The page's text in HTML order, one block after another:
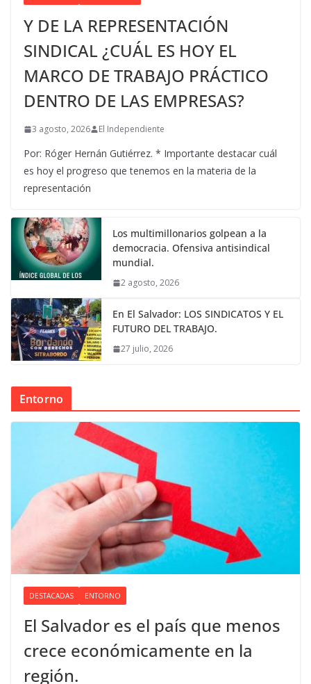
Y DE LA REPRESENTACIÓN
SINDICAL ¿CUÁL ES HOY EL
MARCO DE TRABAJO PRÁCTICO
DENTRO DE LAS EMPRESAS?
3 agosto, 2026 El Independiente
Por: Róger Hernán Gutiérrez. * Importante destacar cuál
es hoy el progreso que tenemos en la materia de la
representación
Los multimillonarios golpean a la
democracia. Ofensiva antisindical
mundial.
2 agosto, 2026
En El Salvador: LOS SINDICATOS Y EL
FUTURO DEL TRABAJO.
27 julio, 2026
Entorno
DESTACADAS ENTORNO
El Salvador es el país que menos
crece económicamente en la
región.